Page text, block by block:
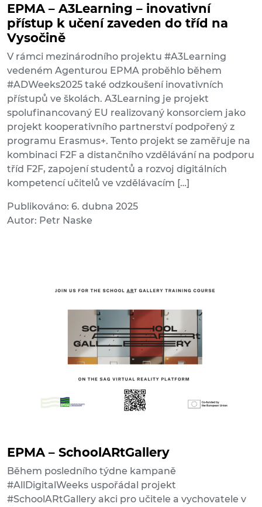
EPMA – A3Learning – inovativní
přístup k učení zaveden do tříd na
Vysočině
V rámci mezinárodního projektu #A3Learning
vedeném Agenturou EPMA proběhlo během
#ADWeeks2025 také odzkoušení inovativních
přístupů ve školách. A3Learning je projekt
spolufinancovaný EU realizovaný konsorciem jako
projekt kooperativního partnerství podpořený z
programu Erasmus+. Tento projekt se zaměřuje na
kombinaci F2F a distančního vzdělávání na podporu
tříd F2F, zapojení studentů a rozvoj digitálních
kompetencí učitelů ve vzdělávacím […]
Publikováno: 6. dubna 2025
Autor: Petr Naske
EPMA – SchoolARtGallery
Během posledního týdne kampaně
#AllDigitalWeeks uspořádal projekt
#SchoolARtGallery akci pro učitele a vychovatele v